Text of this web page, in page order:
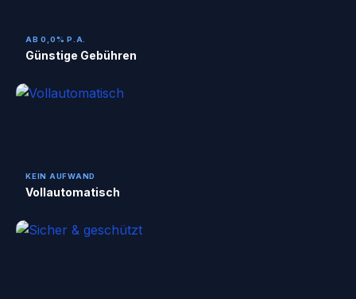
AB 0,0% P.A.
Günstige Gebühren
KEIN AUFWAND
Vollautomatisch